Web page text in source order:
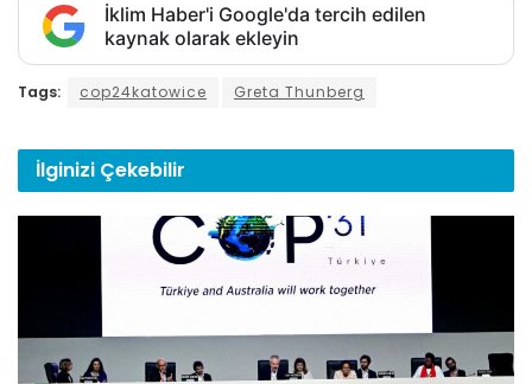
İklim Haber'i Google'da tercih edilen
kaynak olarak ekleyin
Tags: cop24katowice Greta Thunberg
İlginizi Çekebilir